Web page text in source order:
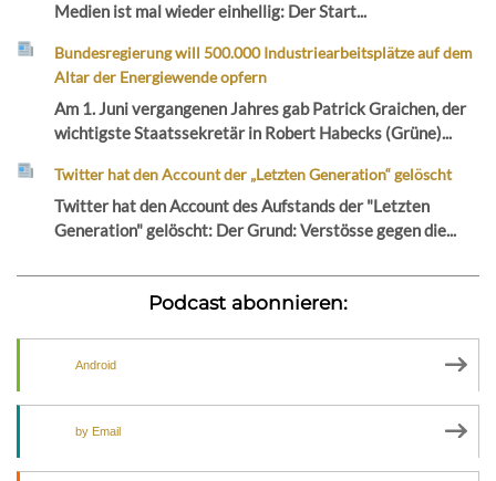
Medien ist mal wieder einhellig: Der Start...
Bundesregierung will 500.000 Industriearbeitsplätze auf dem
Altar der Energiewende opfern
Am 1. Juni vergangenen Jahres gab Patrick Graichen, der
wichtigste Staatssekretär in Robert Habecks (Grüne)...
Twitter hat den Account der „Letzten Generation“ gelöscht
Twitter hat den Account des Aufstands der "Letzten
Generation" gelöscht: Der Grund: Verstösse gegen die...
Podcast abonnieren:
Android
by Email